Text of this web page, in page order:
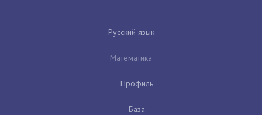
Русский язык
Математика
Профиль
База